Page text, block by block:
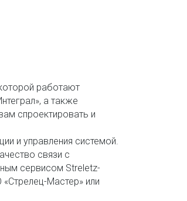
работают
а также
спроектировать и
и управления системой.
связи с
сервисом Streletz-
Мастер» или